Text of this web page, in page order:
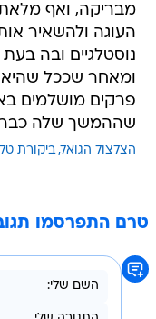
מבריקה, ואף
העוגה ולהשאיר
נוסטלגיים ובה
ומאחר שככל
פרקים מושלמים
שההמשך שלה כבר
הצלצול הגואל ביקורת
טרם התפרסמו